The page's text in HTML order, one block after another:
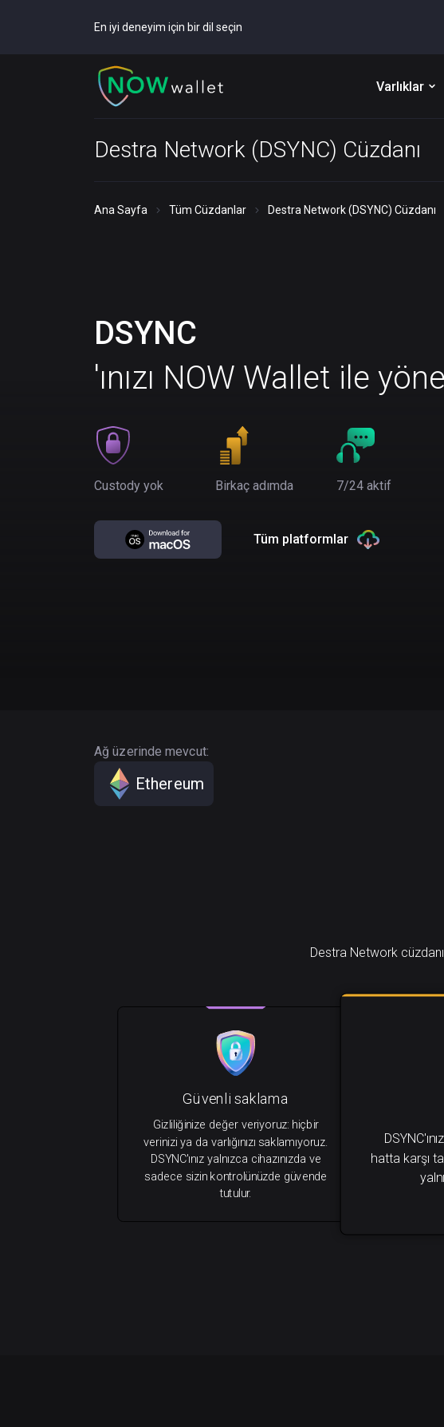
En iyi deneyim için bir dil seçin
Varlıklar
Destra Network (DSYNC) Cüzdanı
Ana Sayfa Tüm Cüzdanlar Destra Network (DSYNC) Cüzdanı
DSYNC
'ınızı NOW Wallet ile
Custody yok Birkaç adımda 7/24 aktif
Tüm platformlar
Ağ üzerinde mevcut:
Ethereum
Destra Network
hatta karşı
Güvenli saklama
Gizliliğinize değer veriyoruz: hiçbir
verinizi ya da varlığınızı saklamıyoruz.
DSYNC'ınız yalnızca cihazınızda ve
sadece sizin kontrolünüzde güvende
tutulur.